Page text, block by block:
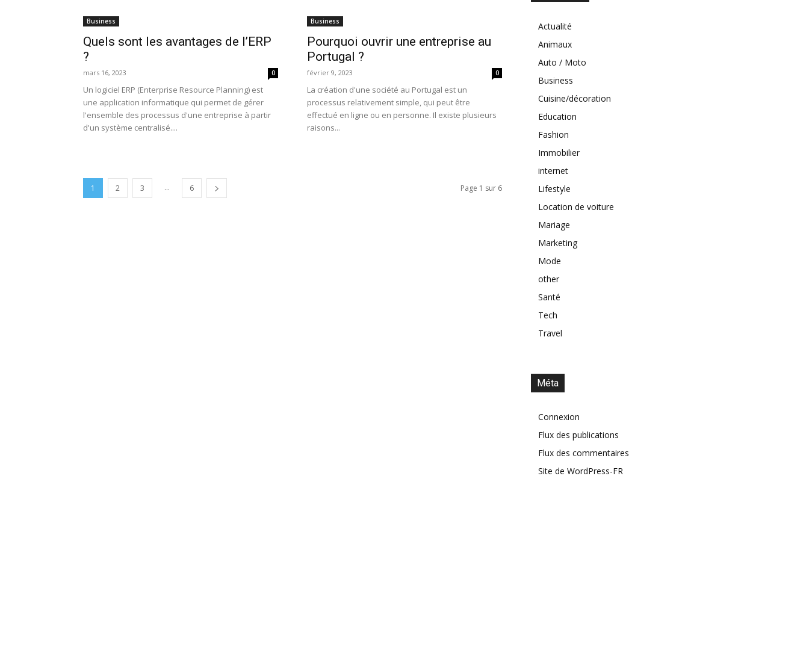
Business
Quels sont les avantages de l’ERP
?
mars 16, 2023 0
Un logiciel ERP (Enterprise Resource Planning) est
une application informatique qui permet de gérer
l'ensemble des processus d'une entreprise à partir
d'un système centralisé....
Business
Pourquoi ouvrir une entreprise au
Portugal ?
février 9, 2023 0
La création d'une société au Portugal est un
processus relativement simple, qui peut être
effectué en ligne ou en personne. Il existe plusieurs
raisons...
1 2 3 ... 6 Page 1 sur 6
Actualité
Animaux
Auto / Moto
Business
Cuisine/décoration
Education
Fashion
Immobilier
internet
Lifestyle
Location de voiture
Mariage
Marketing
Mode
other
Santé
Tech
Travel
Méta
Connexion
Flux des publications
Flux des commentaires
Site de WordPress-FR